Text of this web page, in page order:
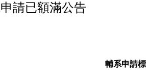
請已額滿公告
輔系申請